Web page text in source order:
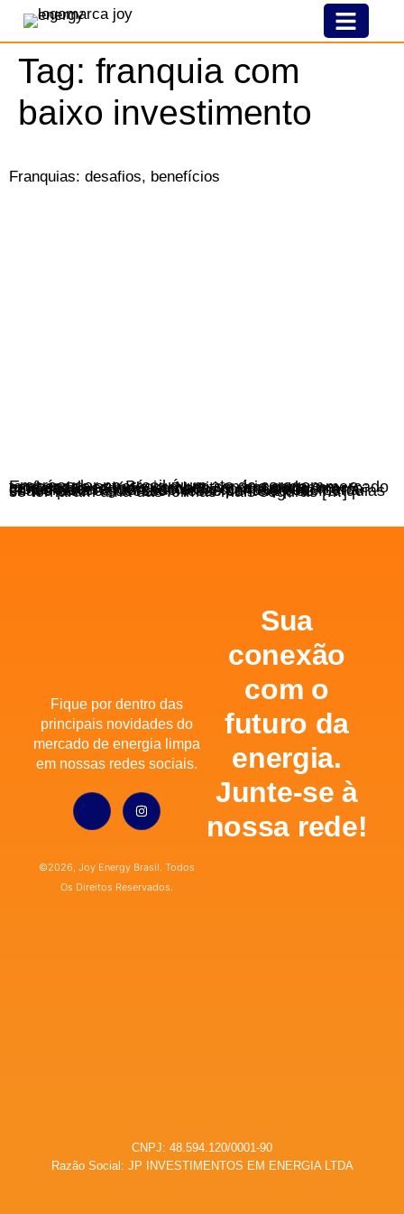
Tag: franquia com
baixo investimento
Franquias: desafios, benefícios
Empreender no Brasil é um ato de coragem — e também de estratégia. Num cenário onde o mercado está cada vez mais competitivo, encontrar um modelo de negócio validado, com suporte, marca consolidada e mercado em expansão pode ser a chave para o sucesso. Nesse contexto, as franquias se tornaram uma das formas mais seguras […]
Fique por dentro das
principais novidades do
mercado de energia limpa
em nossas redes sociais.
©2026, Joy Energy Brasil. Todos
Os Direitos Reservados.
Sua
conexão
com o
futuro da
energia.
Junte-se à
nossa rede!
CNPJ: 48.594.120/0001-90
Razão Social: JP INVESTIMENTOS EM ENERGIA LTDA